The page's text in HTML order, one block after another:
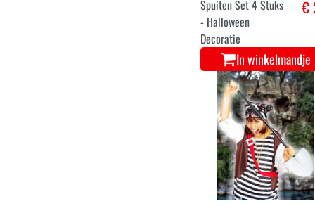
Spuiten Set 4 Stuks
- Halloween
Decoratie
€
In winkelmandje